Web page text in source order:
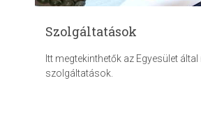
Szolgáltatások
Itt megtekinthetők az Egyesület
szolgáltatások.